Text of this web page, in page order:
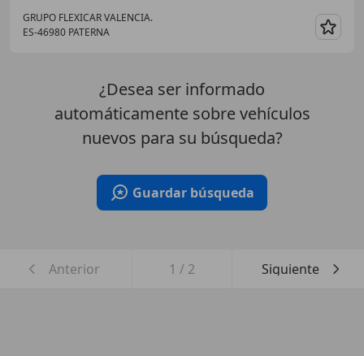
GRUPO FLEXICAR VALENCIA.
ES-46980 PATERNA
¿Desea ser informado
automáticamente sobre vehículos
nuevos para su búsqueda?
Guardar búsqueda
Anterior 1 / 2 Siguiente